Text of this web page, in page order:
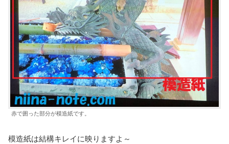
赤で囲った部分が模造紙です。
模造紙は結構キレイに映りますよ～